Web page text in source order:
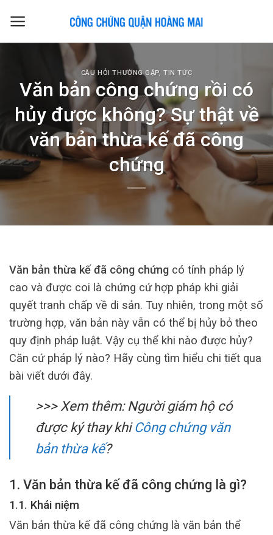
CÂU HỎI THƯỜNG GẶP,TIN TỨC
Văn bản công chứng rồi có
hủy được không? Sự thật về
văn bản thừa kế đã công
chứng
Văn bản thừa kế đã công chứng có tính pháp lý
cao và được coi là chứng cứ hợp pháp khi giải
quyết tranh chấp về di sản. Tuy nhiên, trong một số
trường hợp, văn bản này vẫn có thể bị hủy bỏ theo
quy định pháp luật. Vậy cụ thể khi nào được hủy?
Căn cứ pháp lý nào? Hãy cùng tìm hiểu chi tiết qua
bài viết dưới đây.
>>> Xem thêm: Người giám hộ có
được ký thay khiCông chứng văn
bản thừa kế?
1. Văn bản thừa kế đã công chứng là gì?
1.1. Khái niệm
Văn bản thừa kế đã công chứng là văn bản thể